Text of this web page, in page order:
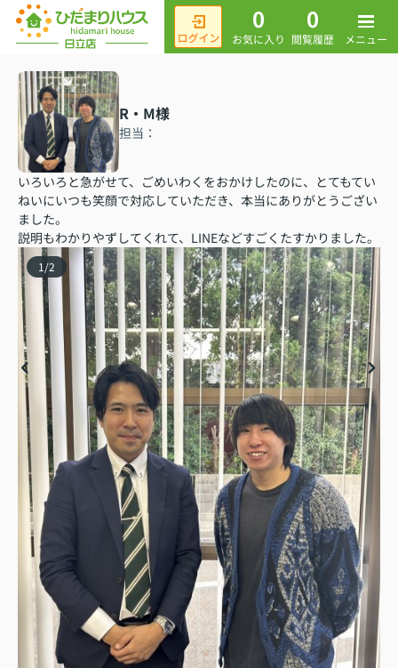
0
お気に入り
0
閲覧履歴 メニュー
R・M様
担当：
いろいろと急がせて、ごめいわくをおかけしたのに、とてもてい
ねいにいつも笑顔で対応していただき、本当にありがとうござい
ました。
説明もわかりやずしてくれて、LINEなどすごくたすかりました。
1/2